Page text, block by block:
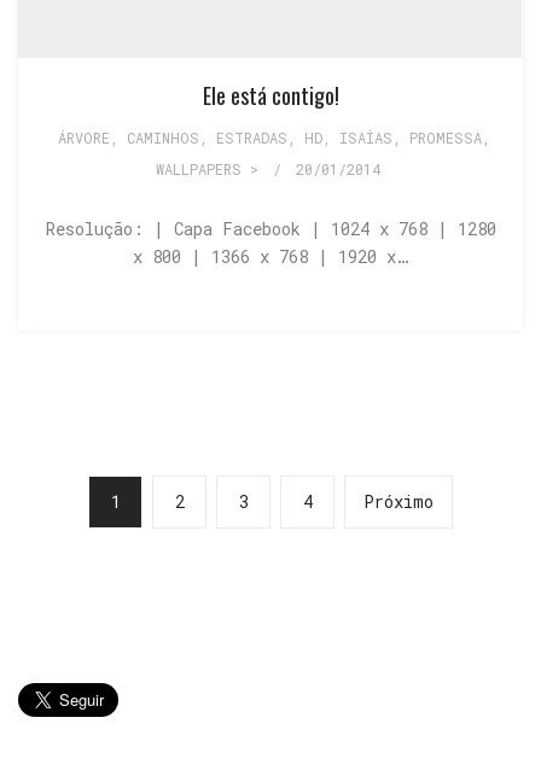
Ele está contigo!
ÁRVORE CAMINHOS, ESTRADAS HD, ISAÍAS PROMESSA,
WALLPAPERS >
/ 20/01/2014
Resolução: | Capa Facebook | 1024 x 768 | 1280
x 800 | 1366 x 768 | 1920 x…
1 2 3 4 Próximo